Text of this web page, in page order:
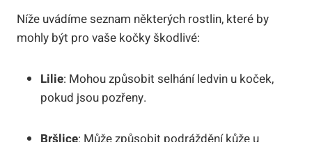
Níže uvádíme seznam některých rostlin, které by
mohly být pro vaše kočky škodlivé:
Lilie: Mohou způsobit selhání ledvin u koček,
pokud jsou pozřeny.